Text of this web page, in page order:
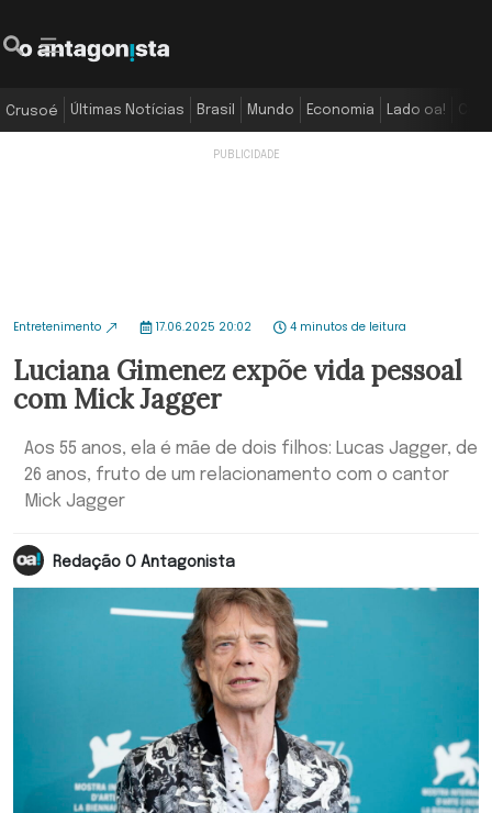
Crusoé Últimas Notícias Brasil Mundo Economia Lado oa!
Entretenimento 17.06.2025 20:02 4 minutos de leitura
Luciana Gimenez expõe vida pessoal
com Mick Jagger
Aos 55 anos, ela é mãe de dois filhos: Lucas Jagger, de
26 anos, fruto de um relacionamento com o cantor
Mick Jagger
Redação O Antagonista